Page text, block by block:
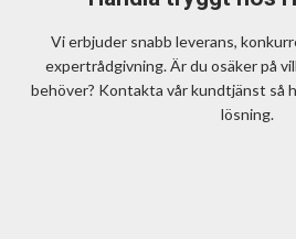
Vi erbjuder snabb leverans,
expertrådgivning. Är du osäker på
behöver? Kontakta vår kundtjänst så
lösning.